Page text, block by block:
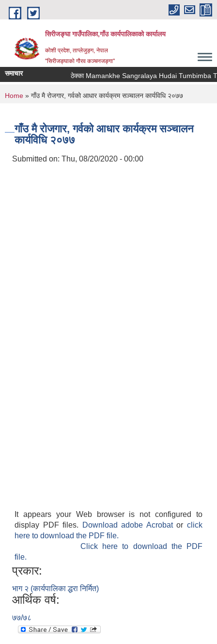
Skip to main content
सिरीजङ्घा गाउँपालिका,गाँउ कार्यपालिकाको कार्यालय
कोशी प्रदेश, ताप्लेजुङ्ग, नेपाल
"सिरीजङ्घाको गौरव कञ्चनजङ्गा"
समाचार ठेक्का Mamankhe Sangralaya Hudai Tumbimba
You are here
Home » गाँउ मै रोजगार, गर्वको आधार कार्यक्रम सञ्चालन कार्यविधि २०७७
गाँउ मै रोजगार, गर्वको आधार कार्यक्रम सञ्चालन
कार्यविधि २०७७
Submitted on: Thu, 08/20/2020 - 00:00
It appears your Web browser is not configured to
display PDF files.
Download adobe Acrobatorclick
here to download the PDF file.
Click here to download the PDF
file.
प्रकार:
भाग २ (कार्यपालिका द्धरा निर्मित)
आर्थिक वर्ष:
७७/७८